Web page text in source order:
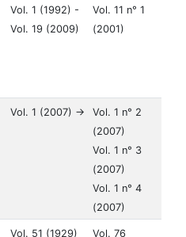
Vol. 1 (1992) -
Vol. 19 (2009)
Vol. 11 n° 1
(2001)
Vol. 1 (2007) ->
Vol. 1 n° 2
(2007)
Vol. 1 n° 3
(2007)
Vol. 1 n° 4
(2007)
Vol. 51 (1929)
Vol. 76